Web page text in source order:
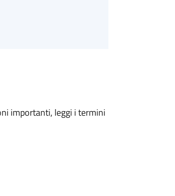
importanti, leggi i termini